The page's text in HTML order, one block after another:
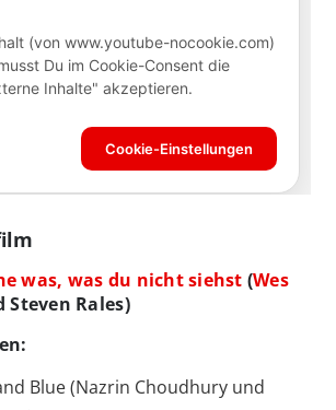
was, was du nicht siehst (Wes
Steven Rales)
Blue (Nazrin Choudhury und